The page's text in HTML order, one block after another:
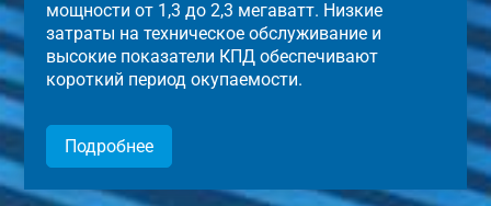
мощности от 1,3 до 2,3 мегаватт. Низкие
затраты на техническое обслуживание и
высокие показатели КПД обеспечивают
короткий период окупаемости.
Подробнее